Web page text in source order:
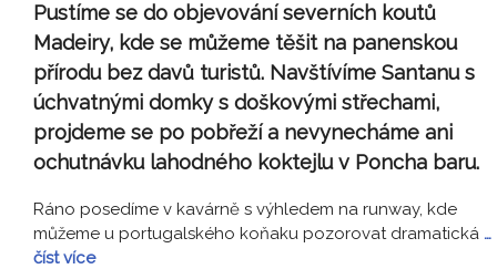
Pustíme se do objevování severních koutů
Madeiry, kde se můžeme těšit na panenskou
přírodu bez davů turistů. Navštívíme Santanu s
úchvatnými domky s doškovými střechami,
projdeme se po pobřeží a nevynecháme ani
ochutnávku lahodného koktejlu v Poncha baru.
Ráno posedíme v kavárně s výhledem na runway, kde
můžeme u portugalského koňaku pozorovat dramatická …
číst více